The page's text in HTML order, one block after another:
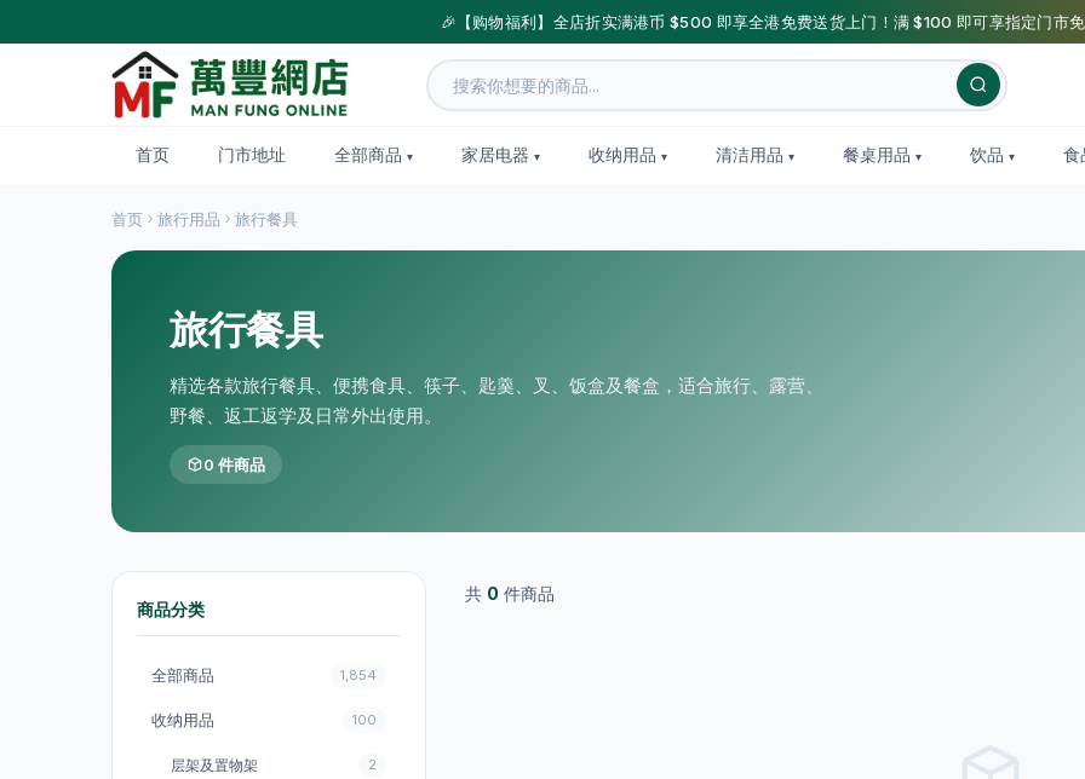
🎉【购物福利】全店折实满港币 $500 即享全港免费送货上门！满 $100 即可享指定门市
首页 门市地址 全部商品 家居电器 收纳用品 清洁用品 餐桌用品 饮品 食
首页 旅行用品 旅行餐具
旅行餐具
精选各款旅行餐具、便携食具、筷子、匙羹、叉、饭盒及餐盒，适合旅行、露营、
野餐、返工返学及日常外出使用。
0 件商品
商品分类
全部商品 1,854
收纳用品 100
层架及置物架 2
共 0 件商品